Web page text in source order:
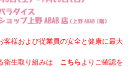
様および従業員の安全と健康に最大
衛生取り組みは こちらよりご確認を